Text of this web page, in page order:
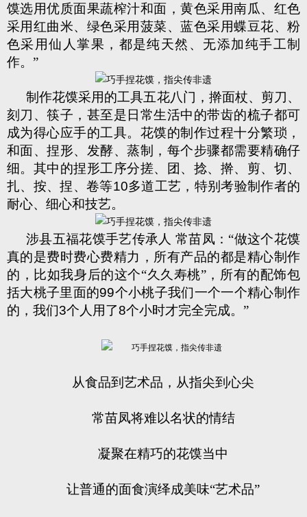
馍选用优质面果蔬榨汁和面，黄色采用南瓜、红色
采用红曲米、绿色采用菠菜、蓝色采用蝶豆花、粉
色采用仙人掌果，都是纯天然、无添加纯手工制
作。”
制作花馍采用的工具五花八门，擀面杖、剪刀、
刻刀、筷子，甚至是日常生活中的带齿的梳子都可
成为得心应手的工具。花馍的制作过程十分繁琐，
和面、捏形、发酵、蒸制，每个步骤都需要精确仔
细。其中的捏形工序分搓、团、捻、擀、剪、切、
扎、按、捏、卷等10多道工艺，特别考验制作者的
耐心、细心和技艺。
涉县五福花馍手艺传承人 常苗凤：“做这个花馍
真的是费时费心费精力，所有产品的都是精心制作
的，比如我身后的这个“久久寿桃”，所有的配饰包
括大桃子里面的99个小桃子我们一个一个精心制作
的，我们3个人用了8个小时才完全完成。”
从食品到艺术品，从指尖到心尖
常苗凤将难以名状的情结
凝聚在精巧的花馍当中
让普通的面食演绎成美味“艺术品”